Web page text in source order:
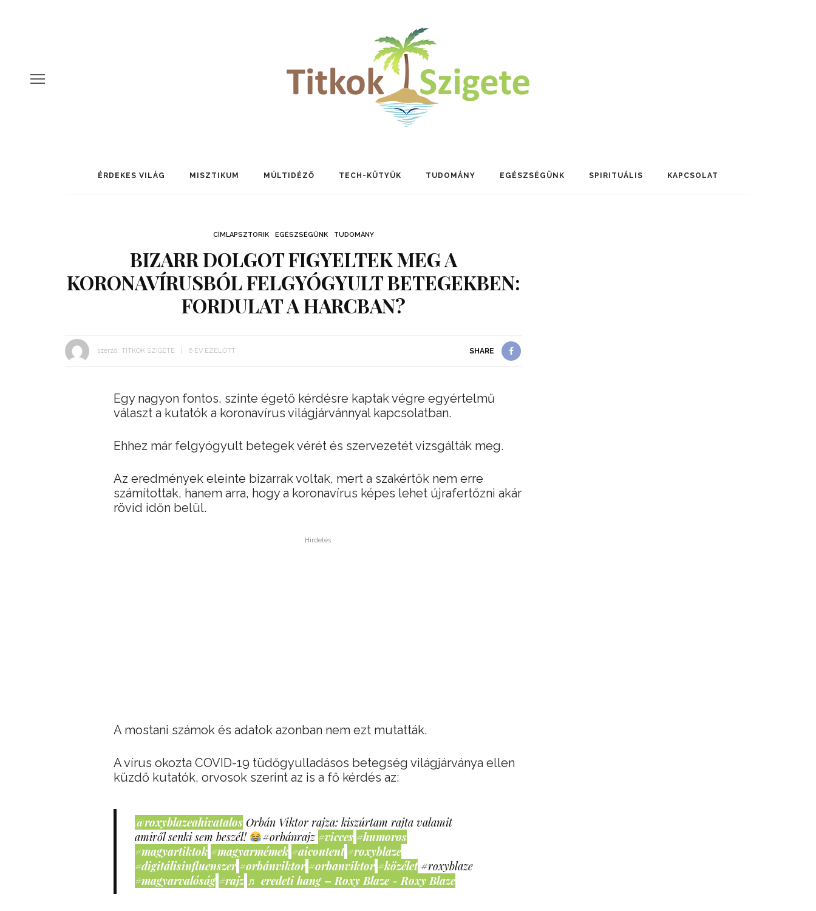
ÉRDEKES VILÁG MISZTIKUM MÚLTIDÉZŐ TECH-KÜTYÜK TUDOMÁNY EGÉSZSÉGÜNK SPIRITUÁLIS KAPCSOLAT
CÍMLAPSZTORIK EGÉSZSÉGÜNK TUDOMÁNY
BIZARR DOLGOT FIGYELTEK MEG A
KORONAVÍRUSBÓL FELGYÓGYULT BETEGEKBEN:
FORDULAT A HARCBAN?
szerző: TITKOK SZIGETE 6 ÉV EZELŐTT SHARE
Egy nagyon fontos, szinte égető kérdésre kaptak végre egyértelmű
választ a kutatók a koronavírus világjárvánnyal kapcsolatban.
Ehhez már felgyógyult betegek vérét és szervezetét vizsgálták meg.
Az eredmények eleinte bizarrak voltak, mert a szakértők nem erre
számítottak, hanem arra, hogy a koronavírus képes lehet újrafertőzni akár
rövid időn belül.
Hirdetés
A mostani számok és adatok azonban nem ezt mutatták.
A vírus okozta COVID-19 tüdőgyulladásos betegség világjárványa ellen
küzdő kutatók, orvosok szerint az is a fő kérdés az:
@roxyblazeahivatalos Orbán Viktor rajza: kiszúrtam rajta valamit
amiről senki sem beszél!
#orbánrajz #vicces #humoros
#magyartiktok #magyarmémek #aicontent #roxyblaze
#digitálisinfluenszer #orbánviktor #orbanviktor #közélet #roxyblaze
#magyarvalóság #rajz ♬ eredeti hang – Roxy Blaze - Roxy Blaze